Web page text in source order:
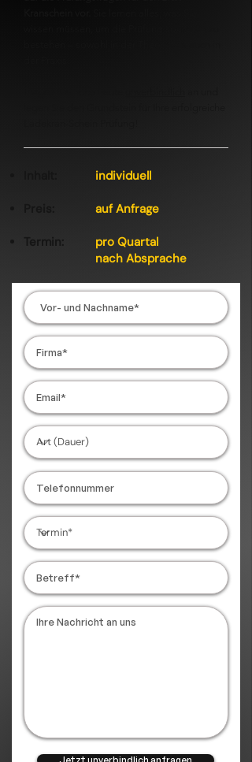
Termin:
individuell
auf Anfrage
pro Quartal
nach Absprache